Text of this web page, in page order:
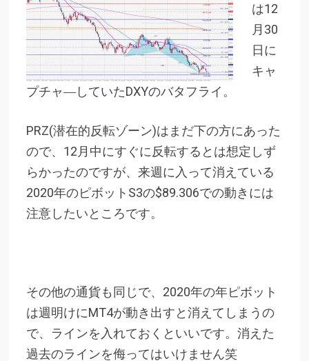
は12
月30
日に
キャ
プチャ―していたDXYのバタフライ。
PRZ(潜在的反転ゾーン)はまだ下の方にあった
ので、12月中にすぐに反転するとは想定しず
らかったのですが、来週に入って消えている
2020年のピボットS3の$89.306での動きには
注意したいところです。
その他の通貨も同じで、2020年の年ピボット
は週明けにMT4が動き出すと消えてしまうの
で、ラインを入れておくといいです。消えた
過去のラインを侮ってはいけません笑